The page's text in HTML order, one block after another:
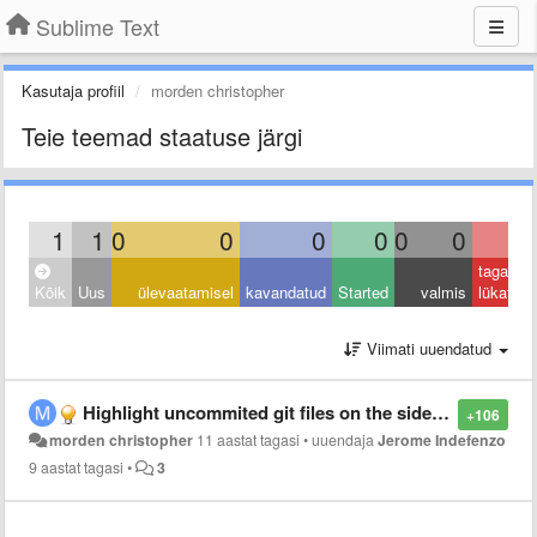
Sublime Text
Kasutaja profiil morden christopher
Teie teemad staatuse järgi
1 1 0 0 0 0 0 0
Kõik Uus ülevaatamisel kavandatud Started valmis
tagasi
lükatud
Viimati uuendatud
+106
Highlight uncommited git files on the sidebar
morden christopher 11 aastat tagasi •uuendajaJerome Indefenzo
9 aastat tagasi • 3